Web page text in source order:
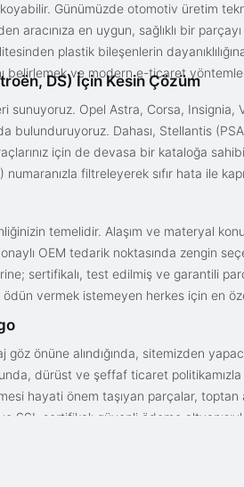
Günümüzde otomotiv üretim
en uygun, sağlıklı bir
plastik bileşenlerin
belirlemek ve modern e-ticaret
DS) İçin Kesin Çözüm
Opel Astra, Corsa, Insignia,
bulunduruyoruz. Dahası, Stellantis
için de devasa bir kataloğa
filtreleyerek sıfır hata ile
temelidir. Alaşım ve materyal
OEM tedarik noktasında zengin
sertifikalı, test edilmiş ve garantili
vermek istemeyen herkes için en
önüne alındığında, sitemizden
dürüst ve şeffaf ticaret politikamızla
hayati önem taşıyan parçalar,
SSL sertifikalı güvenli ödeme